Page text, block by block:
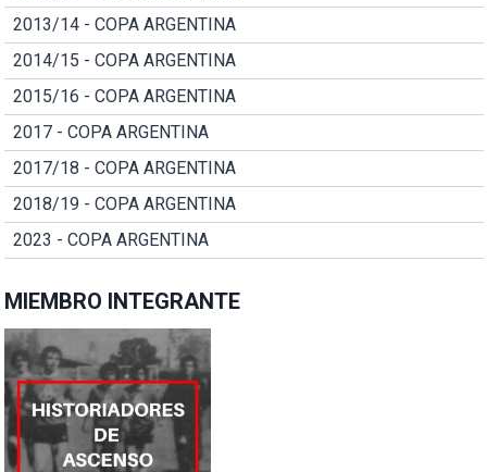
2013/14 - COPA ARGENTINA
2014/15 - COPA ARGENTINA
2015/16 - COPA ARGENTINA
2017 - COPA ARGENTINA
2017/18 - COPA ARGENTINA
2018/19 - COPA ARGENTINA
2023 - COPA ARGENTINA
MIEMBRO INTEGRANTE